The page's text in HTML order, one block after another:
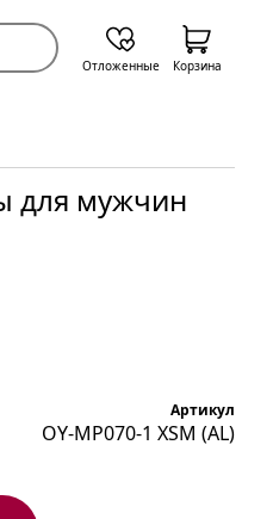
для мужчин
Артикул
OY-MP070-1 XSM (AL)
Отложенные Корзина